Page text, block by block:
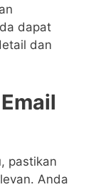
dapat
dan
pastikan
Anda